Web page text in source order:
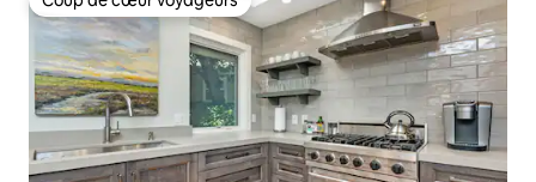
Coup de cœur voyageurs